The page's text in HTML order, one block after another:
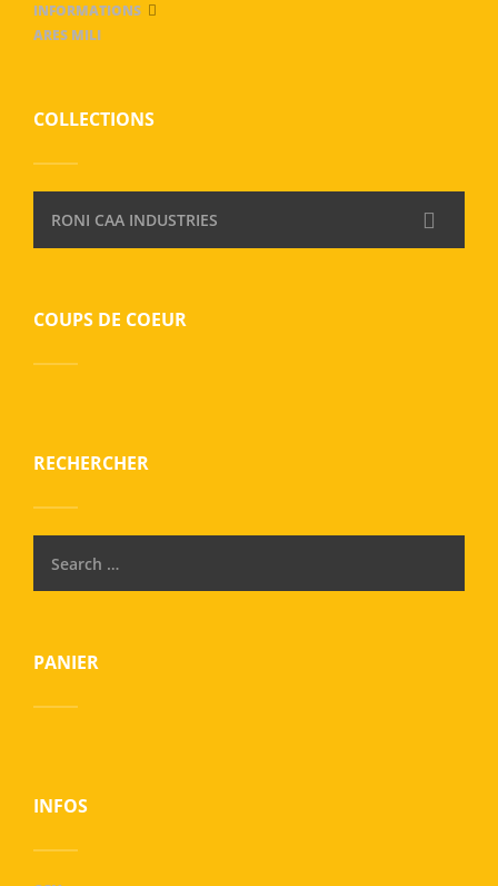
INFORMATIONS
ARES MILI
COLLECTIONS
RONI CAA INDUSTRIES
COUPS DE COEUR
RECHERCHER
PANIER
INFOS